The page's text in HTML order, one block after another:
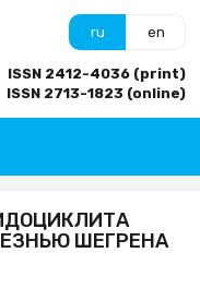
ru en
ISSN 2412-4036 (print)
ISSN 2713-1823 (online)
ШЕГРЕНА